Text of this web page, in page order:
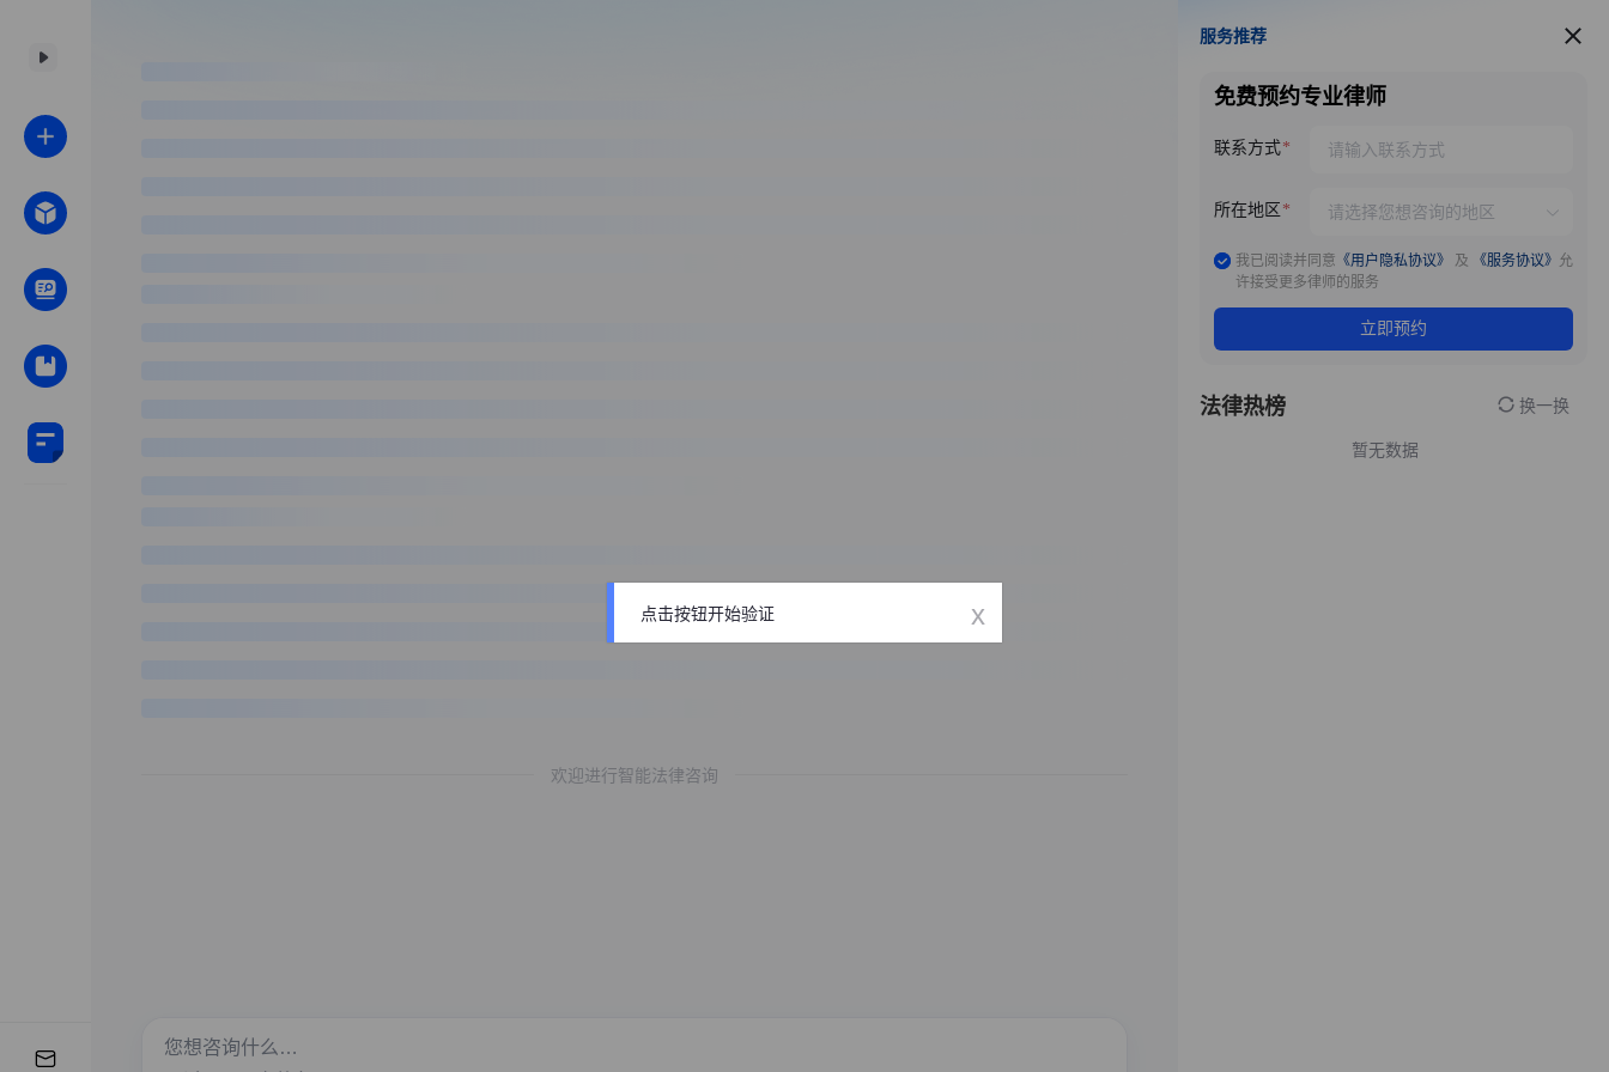
欢迎进行智能法律咨询
服务推荐
服务推荐
免费预约专业律师
联系方式
所在地区
我已阅读并同意 《用户隐私协议》 及 《服务协议》 允
许接受更多律师的服务
立即预约
法律热榜 换一换
暂无数据
点击按钮开始验证 x